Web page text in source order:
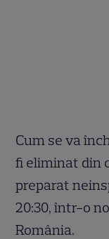
Cum se va
fi eliminat din
preparat
20:30, într-o
România.